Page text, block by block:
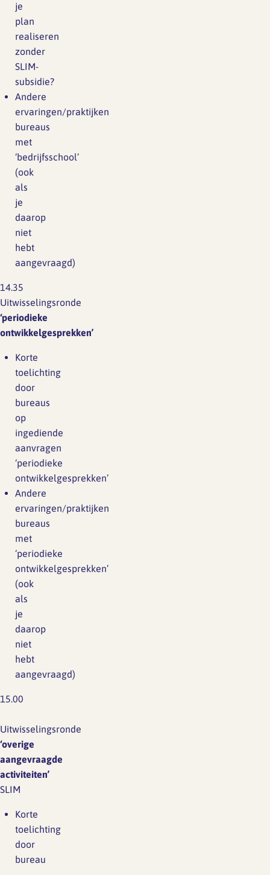
je
plan
realiseren
zonder
SLIM-
subsidie?
Andere
ervaringen/praktijken
bureaus
met
‘bedrijfsschool’
(ook
als
je
daarop
niet
hebt
aangevraagd)
14.35
Uitwisselingsronde
‘periodieke
ontwikkelgesprekken’
Korte
toelichting
door
bureaus
op
ingediende
aanvragen
‘periodieke
ontwikkelgesprekken’
Andere
ervaringen/praktijken
bureaus
met
‘periodieke
ontwikkelgesprekken’
(ook
als
je
daarop
niet
hebt
aangevraagd)
15.00
Uitwisselingsronde
‘overige
aangevraagde
activiteiten’
SLIM
Korte
toelichting
door
bureau